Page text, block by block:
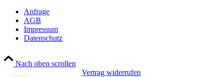
Anfrage
AGB
Impressum
Datenschutz
Nach oben scrollen
Vertrag widerrufen